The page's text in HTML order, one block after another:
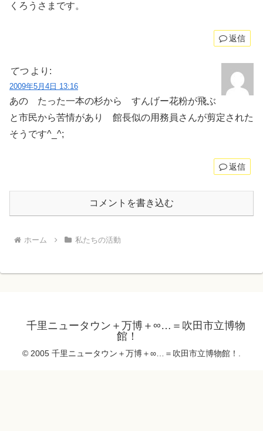
くろうさまです。
返信
てつ より:
2009年5月4日 13:16
あの たった一本の杉から すんげー花粉が飛ぶ
と市民から苦情があり 館長似の用務員さんが剪定された
そうです^_^;
返信
コメントを書き込む
ホーム 私たちの活動
千里ニュータウン＋万博＋∞…＝吹田市立博物
館！
© 2005 千里ニュータウン＋万博＋∞…＝吹田市立博物館！.